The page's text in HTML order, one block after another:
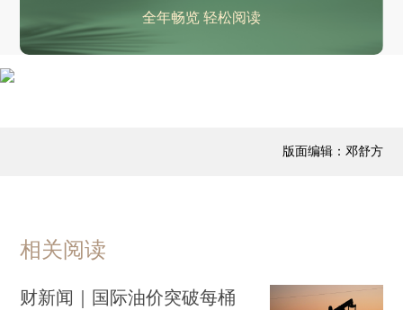
油价飙升、股市跳水 中东战事引发全球市场震荡
全年畅览 轻松阅读
版面编辑：邓舒方
相关阅读
财新闻｜国际油价突破每桶